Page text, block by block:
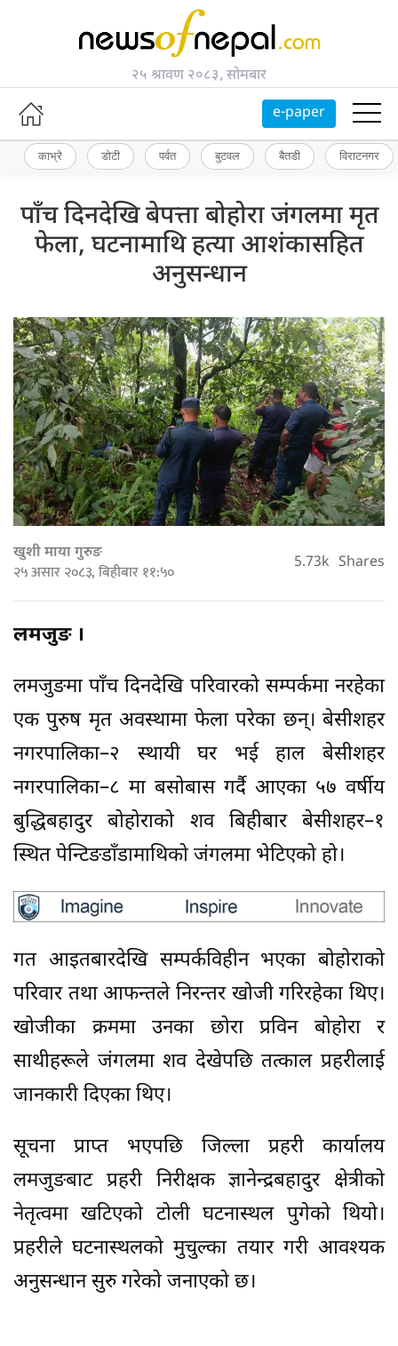
२५ श्रावण २०८३, सोमबार
e-paper
काभ्रे डोटी पर्वत बुटवल बैतडी विराटनगर
पाँच दिनदेखि बेपत्ता बोहोरा जंगलमा मृत
फेला, घटनामाथि हत्या आशंकासहित
अनुसन्धान
खुशी माया गुरुङ
२५ असार २०८३, बिहीबार ११:५० 5.73k Shares
लमजुङ ।
लमजुङमा पाँच दिनदेखि परिवारको सम्पर्कमा नरहेका
एक पुरुष मृत अवस्थामा फेला परेका छन्। बेसीशहर
नगरपालिका–२ स्थायी घर भई हाल बेसीशहर
नगरपालिका–८ मा बसोबास गर्दै आएका ५७ वर्षीय
बुद्धिबहादुर बोहोराको शव बिहीबार बेसीशहर–१
स्थित पेन्टिङडाँडामाथिको जंगलमा भेटिएको हो।
गत आइतबारदेखि सम्पर्कविहीन भएका बोहोराको
परिवार तथा आफन्तले निरन्तर खोजी गरिरहेका थिए।
खोजीका क्रममा उनका छोरा प्रविन बोहोरा र
साथीहरूले जंगलमा शव देखेपछि तत्काल प्रहरीलाई
जानकारी दिएका थिए।
सूचना प्राप्त भएपछि जिल्ला प्रहरी कार्यालय
लमजुङबाट प्रहरी निरीक्षक ज्ञानेन्द्रबहादुर क्षेत्रीको
नेतृत्वमा खटिएको टोली घटनास्थल पुगेको थियो।
प्रहरीले घटनास्थलको मुचुल्का तयार गरी आवश्यक
अनुसन्धान सुरु गरेको जनाएको छ।